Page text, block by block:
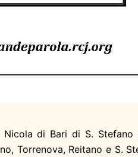
di Bari di S. Stefano
Torrenova, Reitano e S.